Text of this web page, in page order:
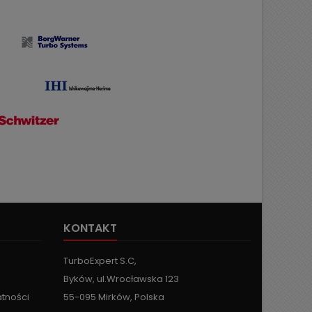
KONTAKT
TurboExpert S.C,
Byków, ul.Wrocławska 123
55-095 Mirków, Polska